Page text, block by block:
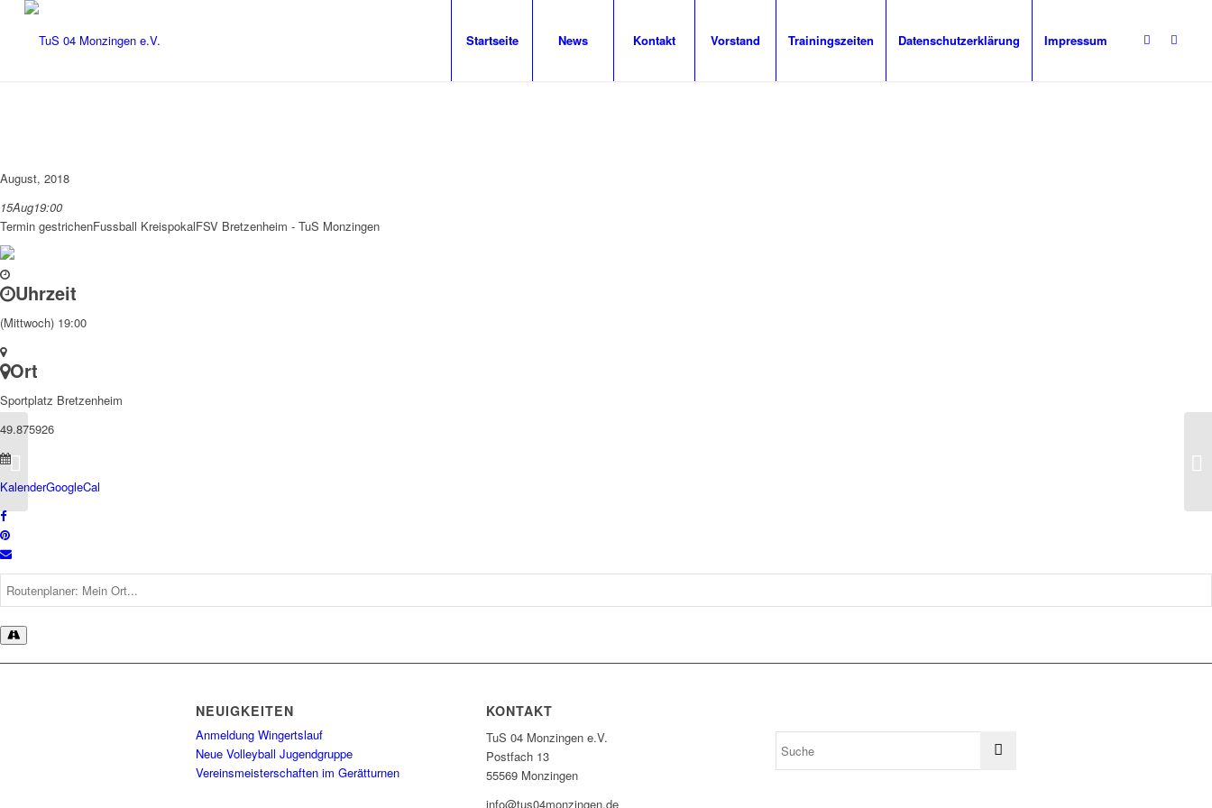
Startseite News Kontakt Vorstand Trainingszeiten Datenschutzerklärung Impressum
August, 2018
15Aug19:00
Termin gestrichenFussball KreispokalFSV Bretzenheim - TuS Monzingen
Uhrzeit
(Mittwoch) 19:00
Ort
Sportplatz Bretzenheim
49.875926
KalenderGoogleCal
NEUIGKEITEN
Anmeldung Wingertslauf
Neue Volleyball Jugendgruppe
Vereinsmeisterschaften im Gerätturnen
KONTAKT
TuS 04 Monzingen e.V.
Postfach 13
55569 Monzingen
info@tus04monzingen.de